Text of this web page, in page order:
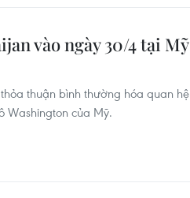
vào ngày 30/4 tại Mỹ
thuận bình thường hóa quan hệ
của Mỹ.